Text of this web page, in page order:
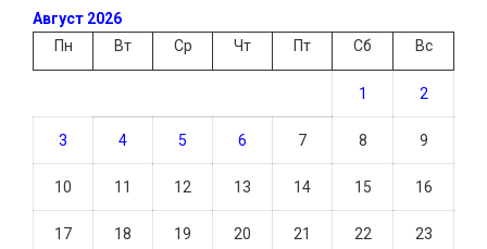
Август 2026
Пн
Вт Ср Чт Пт Сб Вс
1 2
3 4 5 6 7 8 9
10 11 12 13 14 15 16
17 18 19 20 21 22 23